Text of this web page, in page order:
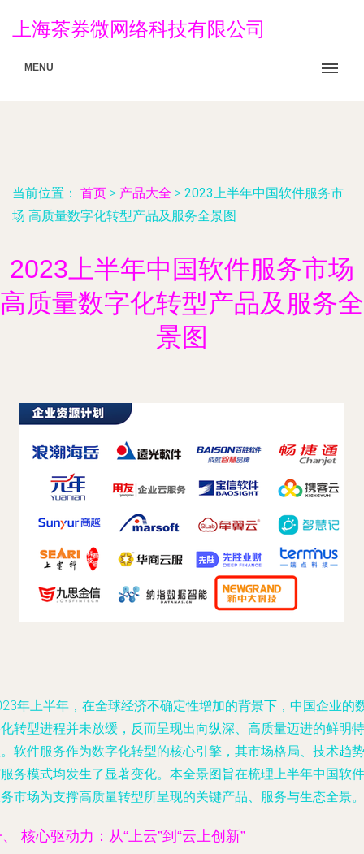
上海茶券微网络科技有限公司
MENU
当前位置： 首页 > 产品大全 > 2023上半年中国软件服务市
场 高质量数字化转型产品及服务全景图
2023上半年中国软件服务市场
高质量数字化转型产品及服务全
景图
年上半年，在全球经济不确定性增加的背景下，中国企业的
转型进程并未放缓，反而呈现出向纵深、高质量迈进的鲜明特
软件服务作为数字化转型的核心引擎，其市场格局、技术趋势
务模式均发生了显著变化。本全景图旨在梳理上半年中国软件
市场为支撑高质量转型所呈现的关键产品、服务与生态全景。
核心驱动力：从“上云”到“云上创新”